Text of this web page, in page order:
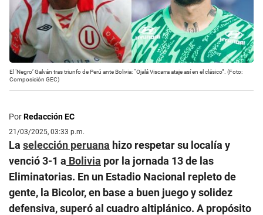
El ‘Negro’ Galván tras triunfo de Perú ante Bolivia: “Ojalá Viscarra ataje así en el clásico”. (Foto:
Composición GEC)
PorRedacción EC
21/03/2025, 03:33 p.m.
La selección peruana hizo respetar su localía y
venció 3-1 a Bolivia por la jornada 13 de las
Eliminatorias. En un Estadio Nacional repleto de
gente, la Bicolor, en base a buen juego y solidez
defensiva, superó al cuadro altiplánico. A propósito